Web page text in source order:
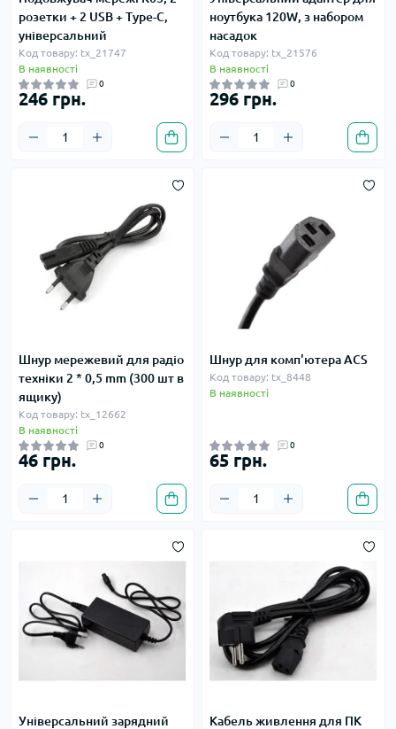
розетки + 2 USB + Type-C,
універсальний
Код товару: tx_21747
В наявності
0
246 грн.
ноутбука 120W, з набором
насадок
Код товару: tx_21576
В наявності
0
296 грн.
Шнур мережевий для радіо
техніки 2 * 0,5 mm (300 шт в
ящику)
Код товару: tx_12662
В наявності
0
46 грн.
Шнур для комп'ютера ACS
Код товару: tx_8448
В наявності
0
65 грн.
Універсальний зарядний
Кабель живлення для ПК